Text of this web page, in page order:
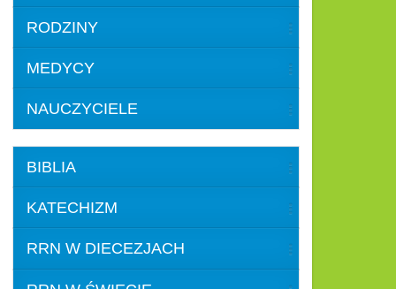
RODZINY
MEDYCY
NAUCZYCIELE
BIBLIA
KATECHIZM
RRN W DIECEZJACH